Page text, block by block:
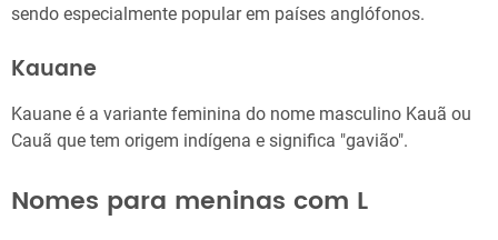
sendo especialmente popular em países anglófonos.
Kauane
Kauane é a variante feminina do nome masculino Kauã ou
Cauã que tem origem indígena e significa "gavião".
Nomes para meninas com L